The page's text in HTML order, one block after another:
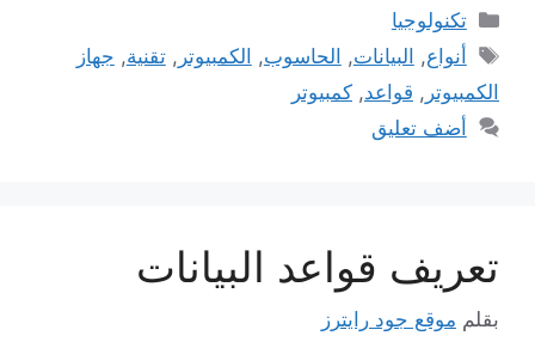
التصنيفات
تكنولوجيا
الوسوم
أنواع, البيانات, الحاسوب, الكمبيوتر ,تقنية, جهاز
الكمبيوتر , قواعد, كمبيوتر
أضف تعليق
تعريف قواعد البيانات
بقلم موقع جود رايترز